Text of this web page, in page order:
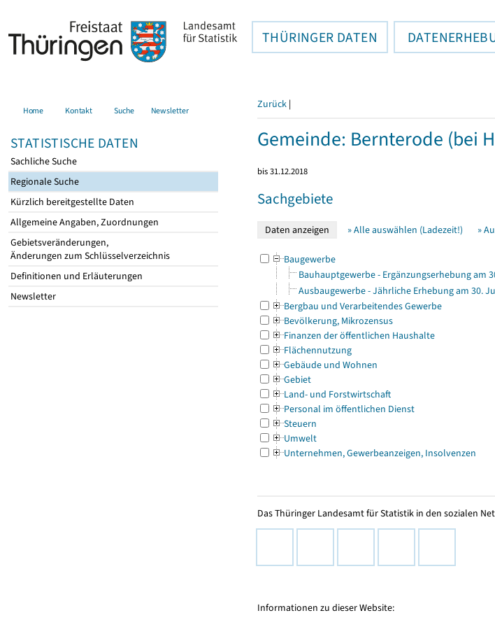
THÜRINGER DATEN
Home Kontakt Suche Newsletter
STATISTISCHE DATEN
Sachliche Suche
Regionale Suche
Kürzlich bereitgestellte Daten
Allgemeine Angaben, Zuordnungen
Gebietsveränderungen,
Änderungen zum Schlüsselverzeichnis
Definitionen und Erläuterungen
Newsletter
Zurück |
Gemeinde: Bernterode (bei
bis 31.12.2018
Sachgebiete
» Alle auswählen (Ladezeit!) »
Baugewerbe
Bauhauptgewerbe - Ergänzungserhebung am
Ausbaugewerbe - Jährliche Erhebung am 30.
Bergbau und Verarbeitendes Gewerbe
Bevölkerung, Mikrozensus
Finanzen der öffentlichen Haushalte
Flächennutzung
Gebäude und Wohnen
Gebiet
Land- und Forstwirtschaft
Personal im öffentlichen Dienst
Steuern
Umwelt
Unternehmen, Gewerbeanzeigen, Insolvenzen
Das Thüringer Landesamt für Statistik in den sozialen
Informationen zu dieser Website: